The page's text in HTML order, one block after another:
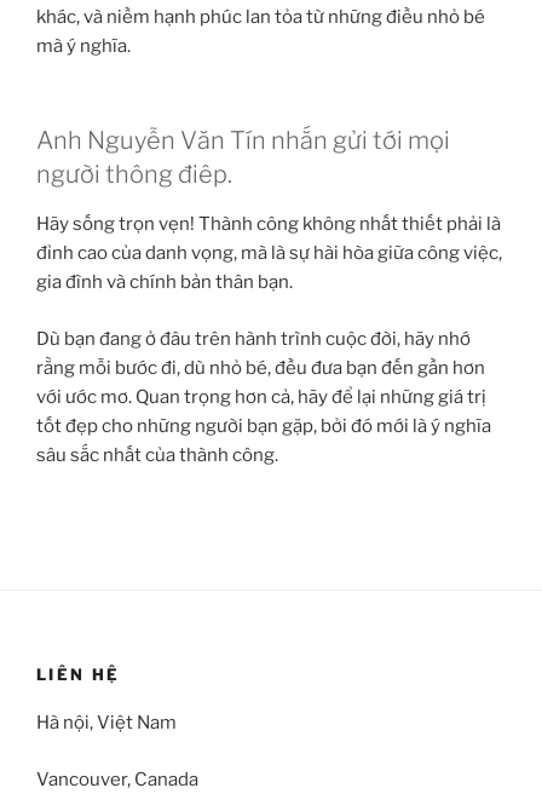
khác, và niềm hạnh phúc lan tỏa từ những điều nhỏ bé
mà ý nghĩa.
Anh Nguyễn Văn Tín nhắn gửi tới mọi
người thông điêp.
Hãy sống trọn vẹn! Thành công không nhất thiết phải là
đỉnh cao của danh vọng, mà là sự hài hòa giữa công việc,
gia đình và chính bản thân bạn.
Dù bạn đang ở đâu trên hành trình cuộc đời, hãy nhớ
rằng mỗi bước đi, dù nhỏ bé, đều đưa bạn đến gần hơn
với ước mơ. Quan trọng hơn cả, hãy để lại những giá trị
tốt đẹp cho những người bạn gặp, bởi đó mới là ý nghĩa
sâu sắc nhất của thành công.
LIÊN HỆ
Hà nội, Việt Nam
Vancouver, Canada